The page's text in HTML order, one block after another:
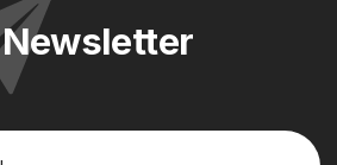
Newsletter